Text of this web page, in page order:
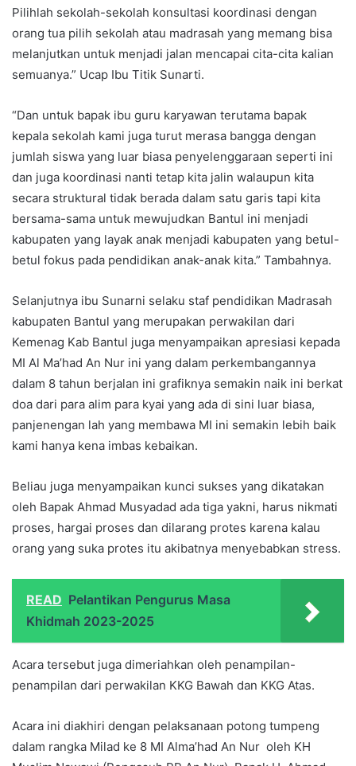
Pilihlah sekolah-sekolah konsultasi koordinasi dengan
orang tua pilih sekolah atau madrasah yang memang bisa
melanjutkan untuk menjadi jalan mencapai cita-cita kalian
semuanya.” Ucap Ibu Titik Sunarti.
“Dan untuk bapak ibu guru karyawan terutama bapak
kepala sekolah kami juga turut merasa bangga dengan
jumlah siswa yang luar biasa penyelenggaraan seperti ini
dan juga koordinasi nanti tetap kita jalin walaupun kita
secara struktural tidak berada dalam satu garis tapi kita
bersama-sama untuk mewujudkan Bantul ini menjadi
kabupaten yang layak anak menjadi kabupaten yang betul-
betul fokus pada pendidikan anak-anak kita.” Tambahnya.
Selanjutnya ibu Sunarni selaku staf pendidikan Madrasah
kabupaten Bantul yang merupakan perwakilan dari
Kemenag Kab Bantul juga menyampaikan apresiasi kepada
MI Al Ma’had An Nur ini yang dalam perkembangannya
dalam 8 tahun berjalan ini grafiknya semakin naik ini berkat
doa dari para alim para kyai yang ada di sini luar biasa,
panjenengan lah yang membawa MI ini semakin lebih baik
kami hanya kena imbas kebaikan.
Beliau juga menyampaikan kunci sukses yang dikatakan
oleh Bapak Ahmad Musyadad ada tiga yakni, harus nikmati
proses, hargai proses dan dilarang protes karena kalau
orang yang suka protes itu akibatnya menyebabkan stress.
READ Pelantikan Pengurus Masa
Khidmah 2023-2025
Acara tersebut juga dimeriahkan oleh penampilan-
penampilan dari perwakilan KKG Bawah dan KKG Atas.
Acara ini diakhiri dengan pelaksanaan potong tumpeng
dalam rangka Milad ke 8 MI Alma’had An Nur oleh KH